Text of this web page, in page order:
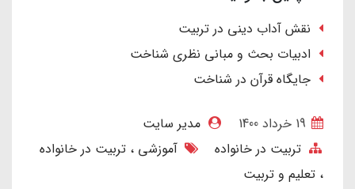
نقش آداب دینی در تربیت
ادبیات بحث و مبانی نظری شناخت
جایگاه قرآن در شناخت
مدیر سایت
تربیت در خانواده
آموزشی تربیت در خانواده
تعلیم و تربیت